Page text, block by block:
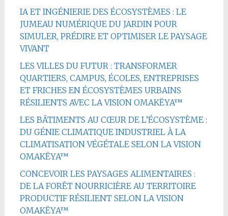
IA ET INGÉNIERIE DES ÉCOSYSTÈMES : LE
JUMEAU NUMÉRIQUE DU JARDIN POUR
SIMULER, PRÉDIRE ET OPTIMISER LE PAYSAGE
VIVANT
LES VILLES DU FUTUR : TRANSFORMER
QUARTIERS, CAMPUS, ÉCOLES, ENTREPRISES
ET FRICHES EN ÉCOSYSTÈMES URBAINS
RÉSILIENTS AVEC LA VISION OMAKËYA™
LES BÂTIMENTS AU CŒUR DE L’ÉCOSYSTÈME :
DU GÉNIE CLIMATIQUE INDUSTRIEL À LA
CLIMATISATION VÉGÉTALE SELON LA VISION
OMAKËYA™
CONCEVOIR LES PAYSAGES ALIMENTAIRES :
DE LA FORÊT NOURRICIÈRE AU TERRITOIRE
PRODUCTIF RÉSILIENT SELON LA VISION
OMAKËYA™